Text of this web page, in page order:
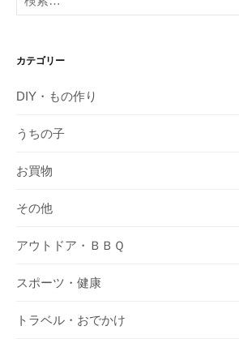
索:
カテゴリー
DIY・もの作り
うちの子
お買物
その他
アウトドア・ＢＢＱ
スポーツ・健康
トラベル・おでかけ